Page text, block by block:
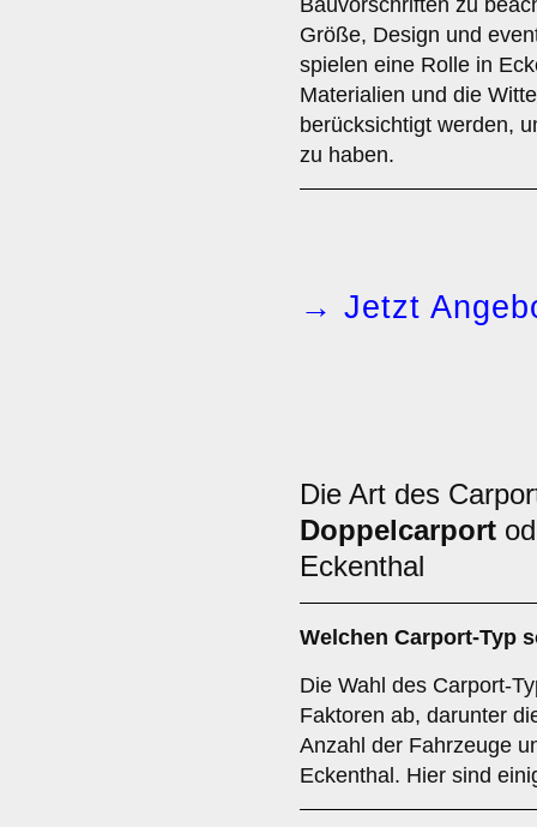
Bauvorschriften zu
Größe, Design und
spielen eine Rolle in
Materialien und die
berücksichtigt werden,
zu haben.
→ Jetzt
Die Art des
Doppelcarport
Eckenthal
Welchen Carport-Typ
Die Wahl des Carport-
Faktoren ab, darunter
Anzahl der Fahrzeuge
Eckenthal. Hier sind